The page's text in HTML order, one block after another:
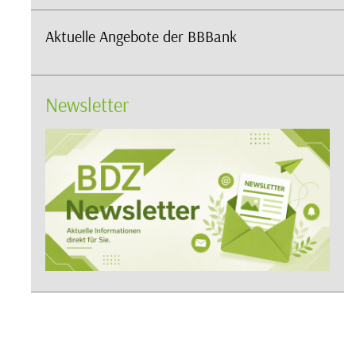
Aktuelle Angebote der BBBank
Newsletter